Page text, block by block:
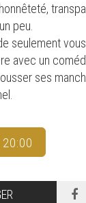
peu.
seulement
avec un
ses